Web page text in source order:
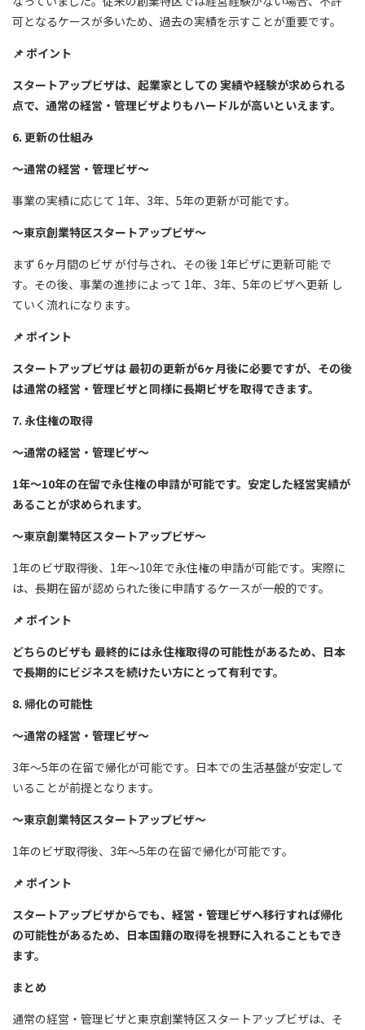
可となるケースが多いため、過去の実績を示すことが重要です。
📌 ポイント
スタートアップビザは、起業家としての 実績や経験が求められる
点で、通常の経営・管理ビザよりもハードルが高いといえます。
6. 更新の仕組み
～通常の経営・管理ビザ～
事業の実績に応じて 1年、3年、5年の更新が可能です。
～東京創業特区スタートアップビザ～
まず 6ヶ月間のビザ が付与され、その後 1年ビザに更新可能 で
す。その後、事業の進捗によって 1年、3年、5年のビザへ更新 し
ていく流れになります。
📌 ポイント
スタートアップビザは 最初の更新が6ヶ月後に必要ですが、その後
は通常の経営・管理ビザと同様に長期ビザを取得できます。
7. 永住権の取得
～通常の経営・管理ビザ～
1年～10年の在留で永住権の申請が可能です。安定した経営実績が
あることが求められます。
～東京創業特区スタートアップビザ～
1年のビザ取得後、1年～10年で永住権の申請が可能です。実際に
は、長期在留が認められた後に申請するケースが一般的です。
📌 ポイント
どちらのビザも 最終的には永住権取得の可能性があるため、日本
で長期的にビジネスを続けたい方にとって有利です。
8. 帰化の可能性
～通常の経営・管理ビザ～
3年～5年の在留で帰化が可能です。日本での生活基盤が安定して
いることが前提となります。
～東京創業特区スタートアップビザ～
1年のビザ取得後、3年～5年の在留で帰化が可能です。
📌 ポイント
スタートアップビザからでも、経営・管理ビザへ移行すれば帰化
の可能性があるため、日本国籍の取得を視野に入れることもでき
ます。
まとめ
通常の経営・管理ビザと東京創業特区スタートアップビザは、そ